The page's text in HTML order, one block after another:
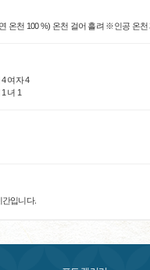
온천 100 %) 온천 걸어 흘려 ※인공 온천
4 여자 4
녀 1
간입니다.